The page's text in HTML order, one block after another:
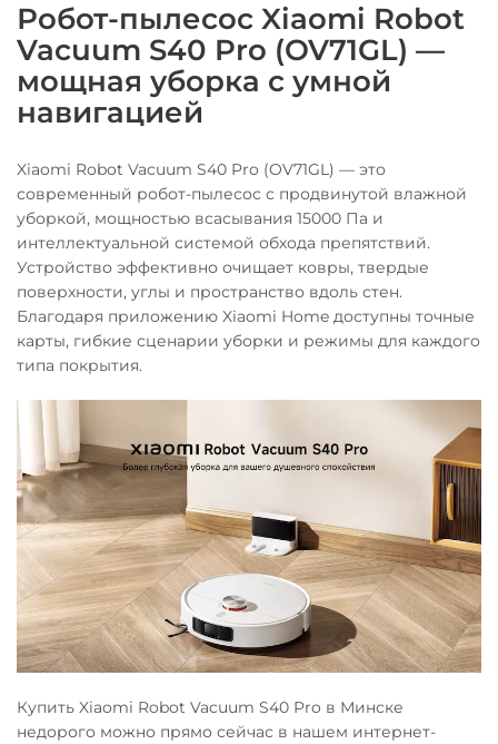
Робот-пылесос Xiaomi Robot
Vacuum S40 Pro (OV71GL) —
мощная уборка с умной
навигацией
Xiaomi Robot Vacuum S40 Pro (OV71GL) — это
современный робот-пылесос с продвинутой влажной
уборкой, мощностью всасывания 15000 Па и
интеллектуальной системой обхода препятствий.
Устройство эффективно очищает ковры, твердые
поверхности, углы и пространство вдоль стен.
Благодаря приложению Xiaomi Home доступны точные
карты, гибкие сценарии уборки и режимы для каждого
типа покрытия.
Купить Xiaomi Robot Vacuum S40 Pro в Минске
недорого можно прямо сейчас в нашем интернет-